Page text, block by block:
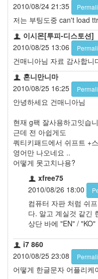
2010/08/24 21:35
저는 부팅도중 can't load
이시몬[투피-디스토션]
2010/08/25 13:06
건매니아님 자료 감사합니
혼니만니마
2010/08/25 16:25
안녕하세요 건매니아님
현재 g팩 잘사용하고잇습
근데 전 아쉽게도
쿼티키패드에서 쉬프트 +
영어만 나오네요 ..
어떻게 못고치나용?
xfree75
2010/08/26 18:00
컴퓨터 자판 처럼 쉬
다. 알고 계실것 같긴
상단 바에 "EN" /
i7 860
2010/08/25 23:08
어떻게 한글문자 어플리케